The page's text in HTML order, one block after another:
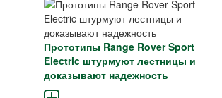
Прототипы Range Rover Sport
Electric штурмуют лестницы и
доказывают надежность